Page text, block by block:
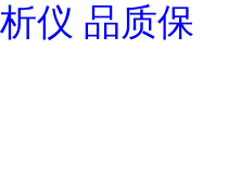
仪 品质保